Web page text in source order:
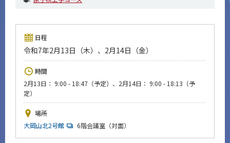
日程
令和7年2月13日（木）、2月14日（金）
時間
2月13日： 9:00 - 18:47（予定）、2月14日： 9:00 - 18:13（予
定）
場所
大岡山北2号館
6階会議室（対面）
入学案内
Admissions
材料系 News
イベントカレンダー
今後のイベント